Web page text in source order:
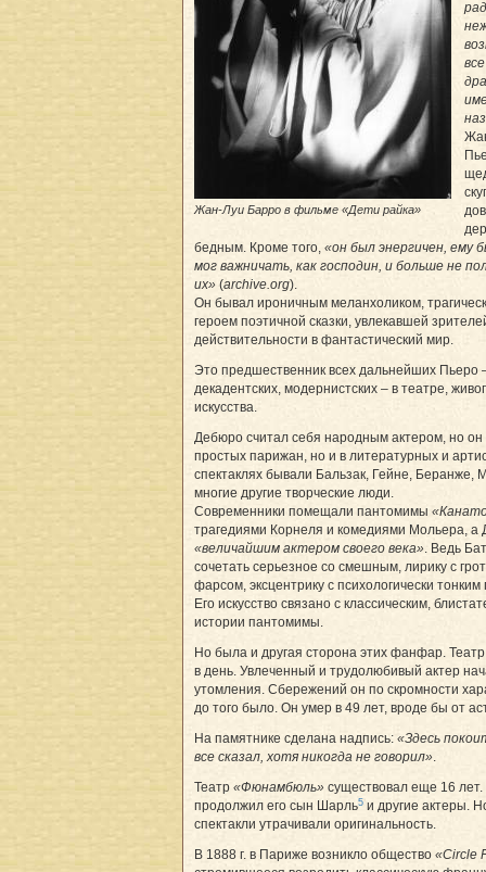
Жан-Луи Барро в фильме «Дети райка»
бедным. Кроме того, «он был энергичен, ему
мог важничать, как господин, и больше не
их» (archive.org).
Он бывал ироничным меланхоликом,
героем поэтичной сказки, увлекавшей
действительности в фантастический мир.
Это предшественник всех дальнейших Пьеро
декадентских, модернистских – в театре,
искусства.
Дебюро считал себя народным актером, но он
простых парижан, но и в литературных и
спектаклях бывали Бальзак, Гейне, Беранже,
многие другие творческие люди.
Современники помещали пантомимы
трагедиями Корнеля и комедиями Мольера, а
«величайшим актером своего века». Ведь
сочетать серьезное со смешным, лирику с
фарсом, эксцентрику с психологически
Его искусство связано с классическим,
истории пантомимы.
Но была и другая сторона этих фанфар.
в день. Увлеченный и трудолюбивый актер
утомления. Сбережений он по скромности
до того было. Он умер в 49 лет, вроде бы от
На памятнике сделана надпись: «Здесь
все сказал, хотя никогда не говорил».
Театр «Фюнамбюль» существовал еще 16
продолжил его сын Шарль5 и другие актеры.
спектакли утрачивали оригинальность.
В 1888 г. в Париже возникло общество «Circle